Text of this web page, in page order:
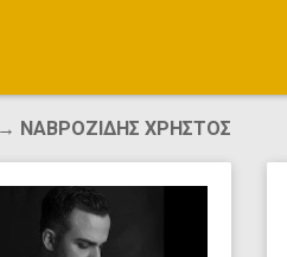
→ ΝΑΒΡΟΖΙΔΗΣ ΧΡΗΣΤΟΣ